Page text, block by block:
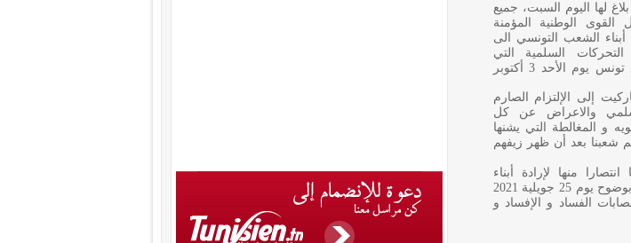
لها اليوم السبت، جميع
القوى الوطنية المؤمنة
الشعب التونسي الى
السلمية التي
ستنتظم في كامل ربوع تونس يوم الأحد 3 أكتوبر
إلى الإلتزام الصارم
والاعراض عن كل
و المغالطة التي يشنها
شعبنا بعد أن ظهر زيفهم
منها لإرادة أبناء
الشعب في بناء حياة كريمة تصان فيها حقوق الإنسان و كرامته التي عبر عنها بوضوح يوم 25 جويلية 2021
في وجه عصابات الفساد و الإفساد و